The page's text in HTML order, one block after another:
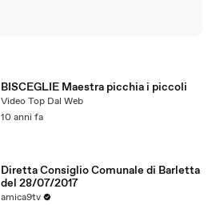
BISCEGLIE Maestra picchia i piccoli
Video Top Dal Web
10 anni fa
Diretta Consiglio Comunale di Barletta
del 28/07/2017
amica9tv